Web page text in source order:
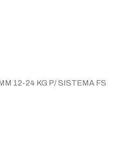
12-24 KG P/ SISTEMA FS